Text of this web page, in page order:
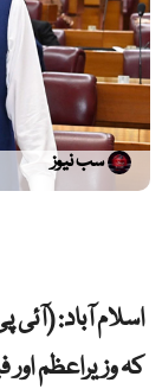
سب نیوز
اسلام آباد:
کہ وزیراعظم